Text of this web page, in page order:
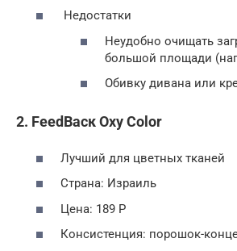
Недостатки
Неудобно очищать
большой площади
Обивку дивана или
2. FeedBaск Oxy Color
Лучший для цветных тканей
Страна: Израиль
Цена: 189 Р
Консистенция: порошок-